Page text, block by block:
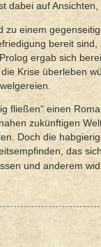
dabei auf
zu einem
bereit
ergab sich
Krise überleben
fließen“ einen
zukünftigen
Doch die
das
und anderem